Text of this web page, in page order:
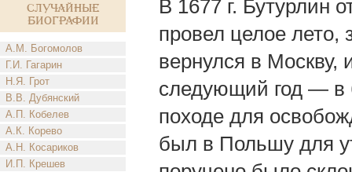
Случайные
биографии
А.М. Богомолов
Г.И. Гагарин
Н.Я. Грот
В.В. Дубянский
А.П. Кобелев
А.К. Корево
А.Н. Косариков
И.П. Крешев
В 1677 г. Бутурлин
провел целое
вернулся в Москву,
следующий год — в
походе для
был в Польшу для